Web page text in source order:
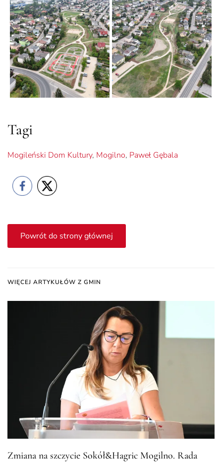
Tagi
Mogileński Dom Kultury, Mogilno, Paweł Gębala
Powrót do strony głównej
WIĘCEJ ARTYKUŁÓW Z GMIN
Zmiana na szczycie Sokół&Hagric Mogilno. Rada